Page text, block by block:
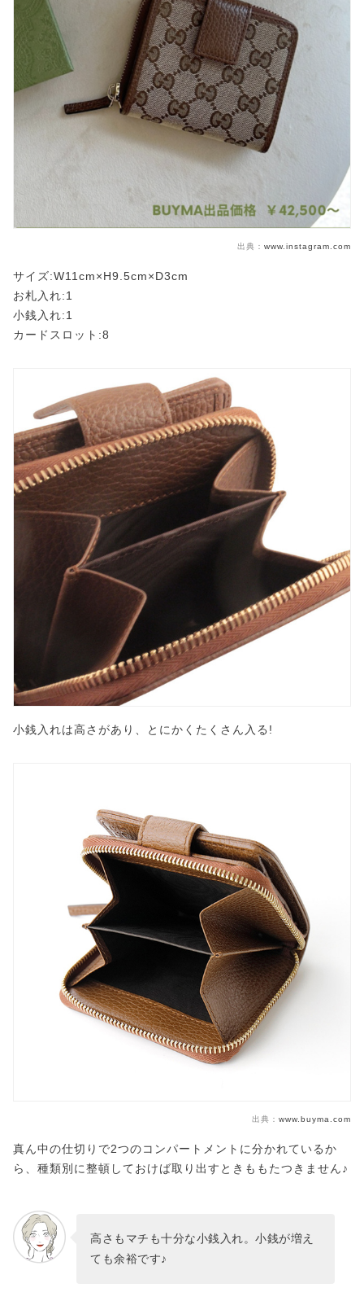
出典： www.instagram.com
サイズ:W11cm×H9.5cm×D3cm
お札入れ:1
小銭入れ:1
カードスロット:8
小銭入れは高さがあり、とにかくたくさん入る!
出典： www.buyma.com
真ん中の仕切りで2つのコンパートメントに分かれているか
ら、種類別に整頓しておけば取り出すときももたつきません♪
高さもマチも十分な小銭入れ。小銭が増え
ても余裕です♪